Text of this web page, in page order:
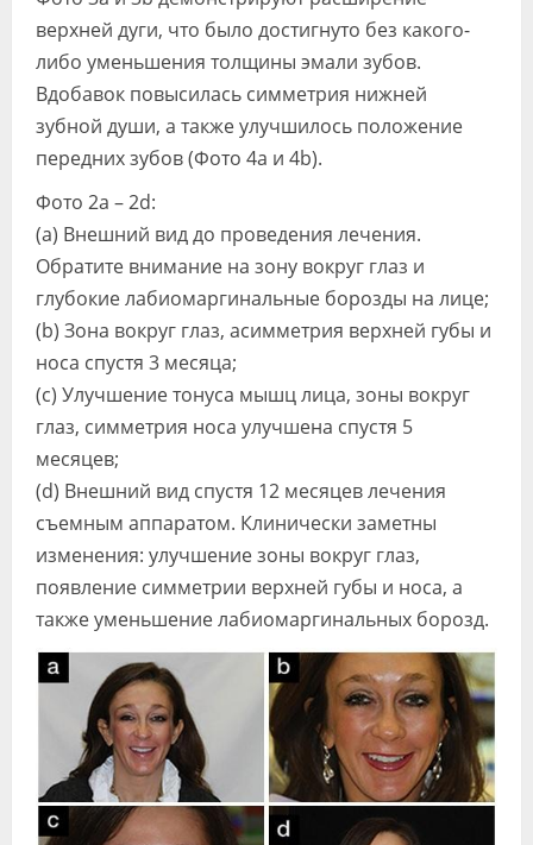
верхней дуги, что было достигнуто без какого-
либо уменьшения толщины эмали зубов.
Вдобавок повысилась симметрия нижней
зубной души, а также улучшилось положение
передних зубов (Фото 4а и 4b).
Фото 2а – 2d:
(а) Внешний вид до проведения лечения.
Обратите внимание на зону вокруг глаз и
глубокие лабиомаргинальные борозды на лице;
(b) Зона вокруг глаз, асимметрия верхней губы и
носа спустя 3 месяца;
(с) Улучшение тонуса мышц лица, зоны вокруг
глаз, симметрия носа улучшена спустя 5
месяцев;
(d) Внешний вид спустя 12 месяцев лечения
съемным аппаратом. Клинически заметны
изменения: улучшение зоны вокруг глаз,
появление симметрии верхней губы и носа, а
также уменьшение лабиомаргинальных борозд.